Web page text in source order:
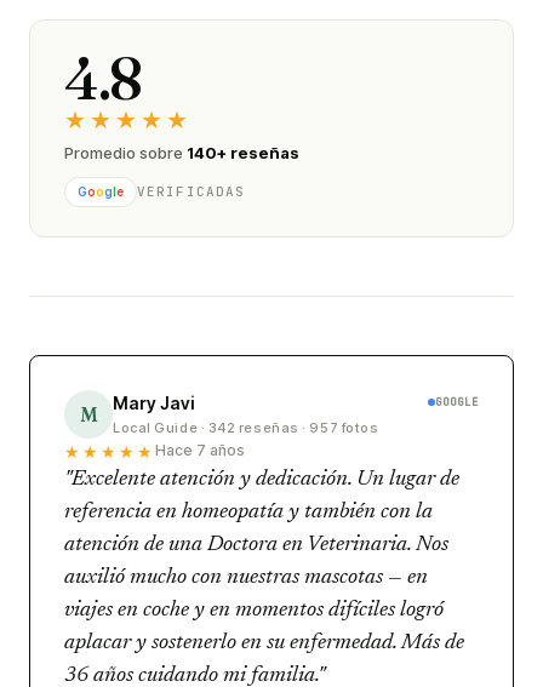
4.8
★★★★★
Promedio sobre 140+ reseñas
Google VERIFICADAS
M Mary Javi
Local Guide · 342 reseñas · 957 fotos
GOOGLE
★★★★★ Hace 7 años
"Excelente atención y dedicación. Un lugar de
referencia en homeopatía y también con la
atención de una Doctora en Veterinaria. Nos
auxilió mucho con nuestras mascotas — en
viajes en coche y en momentos difíciles logró
aplacar y sostenerlo en su enfermedad. Más de
36 años cuidando mi familia."